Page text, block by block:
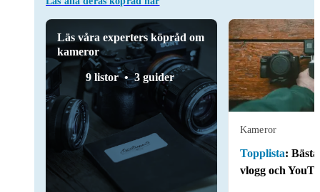
Läs våra experters köpråd om
kameror
9 listor 3 guider
Kameror
Topplista:
vlogg och